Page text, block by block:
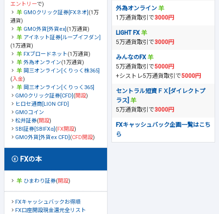
エントリーで)
GMOクリック証券[FXネオ] (1万
通貨)
GMO外貨[外貨ex] (1万通貨)
アイネット証券[ループイフダン]
(1万通貨)
FXブロードネット(1万通貨)
外為オンライン(1万通貨)
岡三オンライン[くりっく株365]
(入金)
岡三オンライン[くりっく365]
GMOクリック証券[CFD] (開設)
ヒロセ通商[LION CFD]
GMOコイン
松井証券(開設)
SBI証券[SBIFXα] (FX開設)
GMO外貨[外貨ex CFD] (CFD開設)
FXの本
ひまわり証券(開設)
FXキャッシュバックお得順
FX口座開設現金還元全リスト
外為オンライン
1万通貨取引で3000円
LIGHT FX
5万通貨取引で3000円
みんなのFX
5万通貨取引で5000円
+シストレ5万通貨取引で5000円
セントラル短資ＦＸ[ダイレクトプ
ラス]
5万通貨取引で3000円
FXキャッシュバック企画一覧はこち
ら